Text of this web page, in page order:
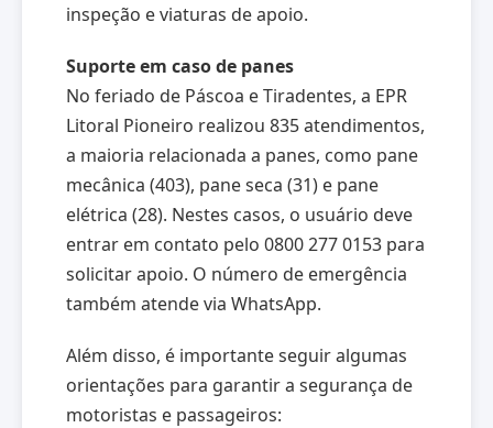
inspeção e viaturas de apoio.
Suporte em caso de panes
No feriado de Páscoa e Tiradentes, a EPR
Litoral Pioneiro realizou 835 atendimentos,
a maioria relacionada a panes, como pane
mecânica (403), pane seca (31) e pane
elétrica (28). Nestes casos, o usuário deve
entrar em contato pelo 0800 277 0153 para
solicitar apoio. O número de emergência
também atende via WhatsApp.
Além disso, é importante seguir algumas
orientações para garantir a segurança de
motoristas e passageiros: